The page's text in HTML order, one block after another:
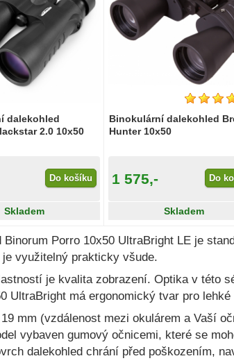
14
7
12
54
2
76
dalekohled
2.0 10x50
Do košíku
Skladem
Binokulární dalekohled
Hunter 10x50
1 575,- Do
Skladem
Binorum Porro 10x50 UltraBright LE je
je využitelný prakticky všude.
je kvalita zobrazení. Optika v této
UltraBright má ergonomický tvar pro
mm (vzdálenost mezi okulárem a Vaší
vybaven gumový očnicemi, které se
dalekohled chrání před poškozením,